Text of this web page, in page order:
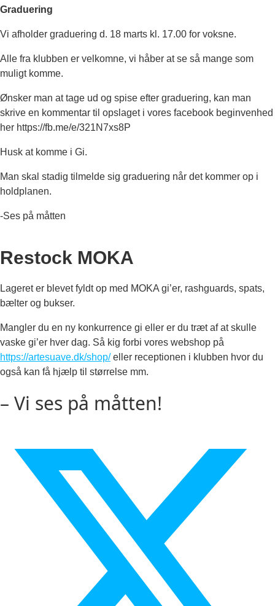
Graduering
Vi afholder graduering d. 18 marts kl. 17.00 for voksne.
Alle fra klubben er velkomne, vi håber at se så mange som
muligt komme.
Ønsker man at tage ud og spise efter graduering, kan man
skrive en kommentar til opslaget i vores facebook beginvenhed
her https://fb.me/e/321N7xs8P
Husk at komme i Gi.
Man skal stadig tilmelde sig graduering når det kommer op i
holdplanen.
-Ses på måtten
Restock MOKA
Lageret er blevet fyldt op med MOKA gi’er, rashguards, spats,
bælter og bukser.
Mangler du en ny konkurrence gi eller er du træt af at skulle
vaske gi’er hver dag. Så kig forbi vores webshop på
https://artesuave.dk/shop/eller receptionen i klubben hvor du
også kan få hjælp til størrelse mm.
– Vi ses på måtten!